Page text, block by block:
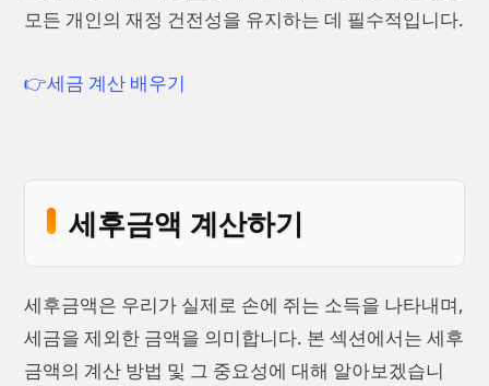
모든 개인의 재정 건전성을 유지하는 데 필수적입니다.
👉세금 계산 배우기
세후금액 계산하기
세후금액은 우리가 실제로 손에 쥐는 소득을 나타내며,
세금을 제외한 금액을 의미합니다. 본 섹션에서는 세후
금액의 계산 방법 및 그 중요성에 대해 알아보겠습니